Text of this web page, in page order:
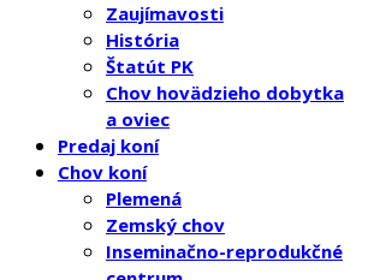
Zaujímavosti
História
Štatút PK
Chov hovädzieho dobytka
a oviec
Predaj koní
Chov koní
Plemená
Zemský chov
Inseminačno-reprodukčné